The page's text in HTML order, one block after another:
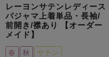
レーヨンサテンレディース
パジャマ上着単品・長袖/
前開き/襟あり 【オーダー
メイド】
春 秋 サテン